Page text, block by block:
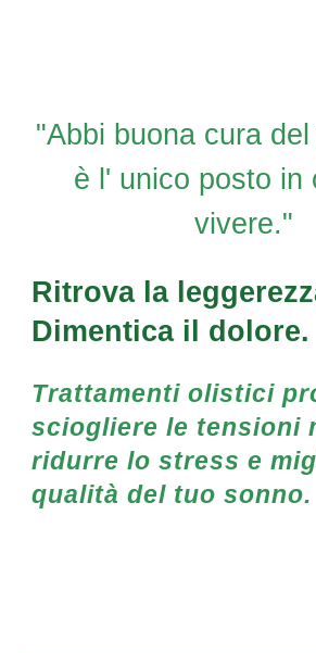
"Abbi buona cura
è l' unico posto in
vivere."
Ritrova la
Dimentica il dolore.
Trattamenti olistici
sciogliere le tensioni
ridurre lo stress e
qualità del tuo sonno.